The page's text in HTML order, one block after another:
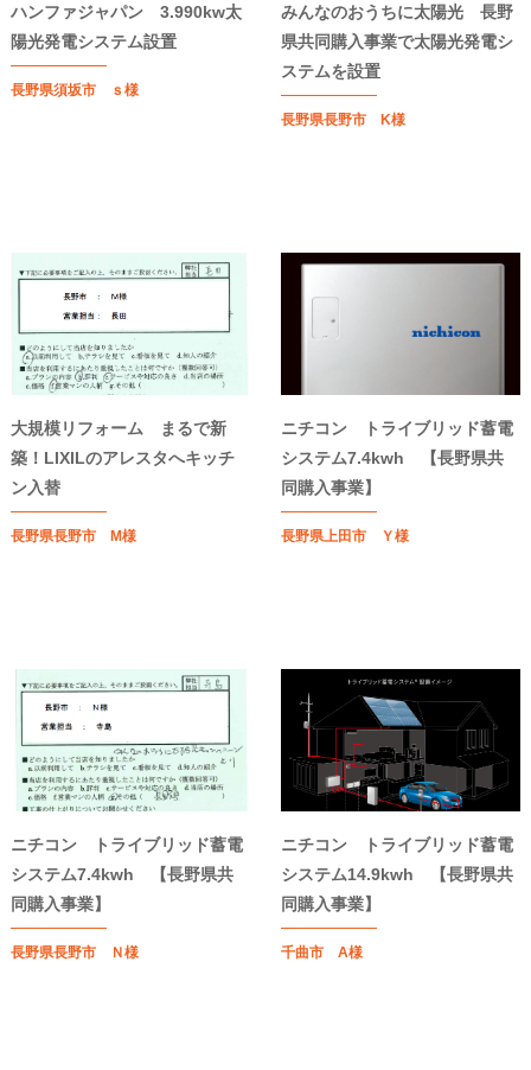
ハンファジャパン 3.990kw太
陽光発電システム設置
長野県須坂市 ｓ様
みんなのおうちに太陽光 長野
県共同購入事業で太陽光発電シ
ステムを設置
長野県長野市 K様
大規模リフォーム まるで新
築！LIXILのアレスタへキッチ
ン入替
長野県長野市 M様
ニチコン トライブリッド蓄電
システム7.4kwh 【長野県共
同購入事業】
長野県上田市 Ｙ様
ニチコン トライブリッド蓄電
システム7.4kwh 【長野県共
同購入事業】
長野県長野市 Ｎ様
ニチコン トライブリッド蓄電
システム14.9kwh 【長野県共
同購入事業】
千曲市 A様